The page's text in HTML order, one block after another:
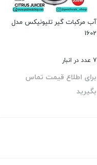
آب مرکبات گیر تلیونیکس مدل
1602
7 عدد در انبار
برای اطلاع قیمت تماس
بگیرید